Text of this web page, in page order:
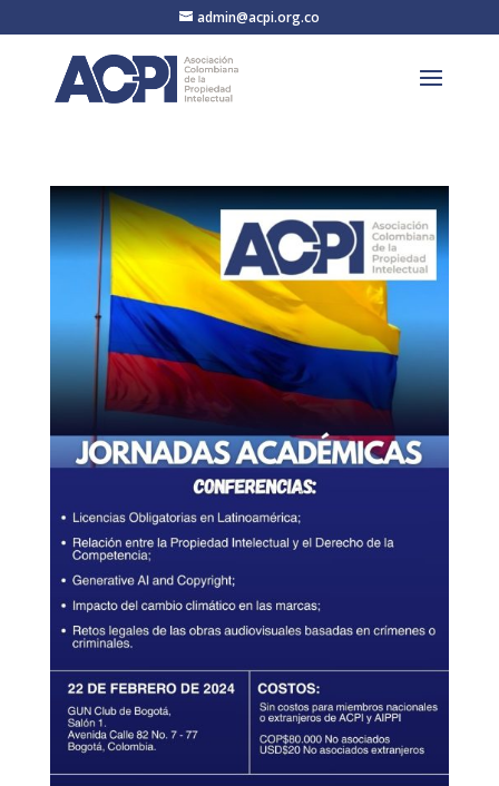
admin@acpi.org.co